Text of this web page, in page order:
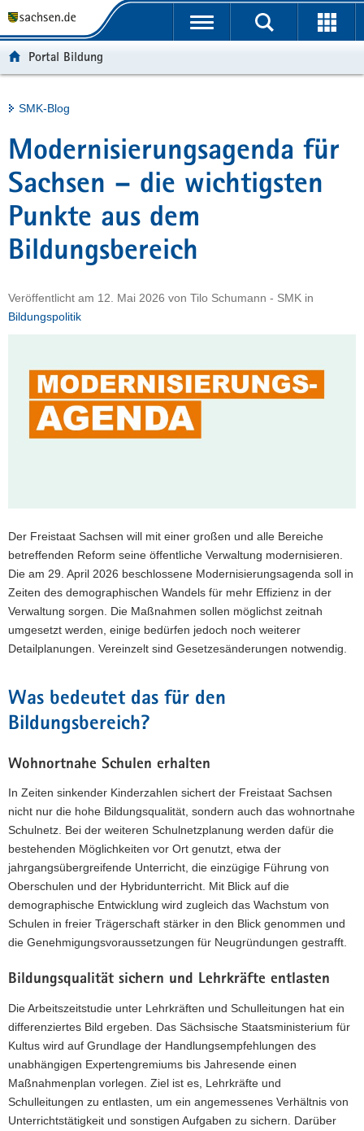
t
b
e
r
g
r
i
n
u
n
h
a
l
t
e
v
c
e
Portalübergreifende
Portal Bildung
Hauptinhalt
SMK-Blog
Modernisierungsagenda für
Sachsen – die wichtigsten
Punkte aus dem
Bildungsbereich
Veröffentlicht am 12. Mai 2026 von Tilo Schumann - SMK in
Bildungspolitik
Der Freistaat Sachsen will mit einer großen und alle Bereiche
betreffenden Reform seine öffentliche Verwaltung modernisieren.
Die am 29. April 2026 beschlossene Modernisierungsagenda soll in
Zeiten des demographischen Wandels für mehr Effizienz in der
Verwaltung sorgen. Die Maßnahmen sollen möglichst zeitnah
umgesetzt werden, einige bedürfen jedoch noch weiterer
Detailplanungen. Vereinzelt sind Gesetzesänderungen notwendig.
Was bedeutet das für den
Bildungsbereich?
Wohnortnahe Schulen erhalten
In Zeiten sinkender Kinderzahlen sichert der Freistaat Sachsen
nicht nur die hohe Bildungsqualität, sondern auch das wohnortnahe
Schulnetz. Bei der weiteren Schulnetzplanung werden dafür die
bestehenden Möglichkeiten vor Ort genutzt, etwa der
jahrgangsübergreifende Unterricht, die einzügige Führung von
Oberschulen und der Hybridunterricht. Mit Blick auf die
demographische Entwicklung wird zugleich das Wachstum von
Schulen in freier Trägerschaft stärker in den Blick genommen und
die Genehmigungsvoraussetzungen für Neugründungen gestrafft.
Bildungsqualität sichern und Lehrkräfte entlasten
Die Arbeitszeitstudie unter Lehrkräften und Schulleitungen hat ein
differenziertes Bild ergeben. Das Sächsische Staatsministerium für
Kultus wird auf Grundlage der Handlungsempfehlungen des
unabhängigen Expertengremiums bis Jahresende einen
Maßnahmenplan vorlegen. Ziel ist es, Lehrkräfte und
Schulleitungen zu entlasten, um ein angemessenes Verhältnis von
Unterrichtstätigkeit und sonstigen Aufgaben zu sichern. Darüber